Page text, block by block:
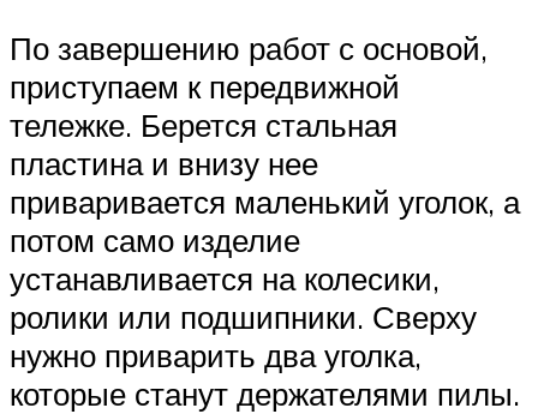
По завершению работ с основой,
приступаем к передвижной
тележке. Берется стальная
пластина и внизу нее
приваривается маленький уголок, а
потом само изделие
устанавливается на колесики,
ролики или подшипники. Сверху
нужно приварить два уголка,
которые станут держателями пилы.